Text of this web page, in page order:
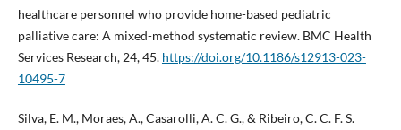
healthcare personnel who provide home-based pediatric
palliative care: A mixed-method systematic review. BMC Health
Services Research, 24, 45. https://doi.org/10.1186/s12913-023-
10495-7
Silva, E. M., Moraes, A., Casarolli, A. C. G., & Ribeiro, C. C. F. S.